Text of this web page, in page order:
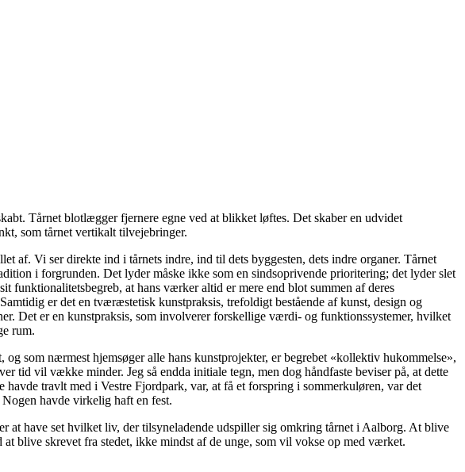
Tårnet blotlægger fjernere egne ved at blikket løftes. Det skaber en udvidet
som tårnet vertikalt tilvejebringer.
af. Vi ser direkte ind i tårnets indre, ind til dets byggesten, dets indre organer. Tårnet
i forgrunden. Det lyder måske ikke som en sindsoprivende prioritering; det lyder slet
funktionalitetsbegreb, at hans værker altid er mere end blot summen af deres
er det en tværæstetisk kunstpraksis, trefoldigt bestående af kunst, design og
Det er en kunstpraksis, som involverer forskellige værdi- og funktionssystemer, hvilket
rum.
som nærmest hjemsøger alle hans kunstprojekter, er begrebet «kollektiv hukommelse»,
tid vil vække minder. Jeg så endda initiale tegn, men dog håndfaste beviser på, at dette
havde travlt med i Vestre Fjordpark, var, at få et forspring i sommerkuløren, var det
havde virkelig haft en fest.
at have set hvilket liv, der tilsyneladende udspiller sig omkring tårnet i Aalborg. At blive
blive skrevet fra stedet, ikke mindst af de unge, som vil vokse op med værket.